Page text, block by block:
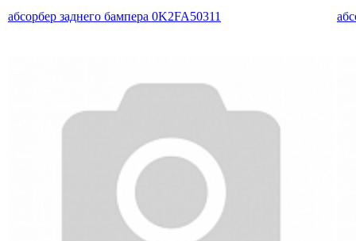
абсорбер заднего бампера 0K2FA50311